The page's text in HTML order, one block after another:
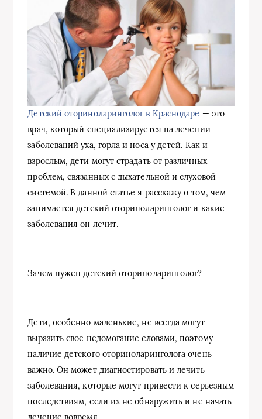
Детский оториноларинголог в Краснодаре — это
врач, который специализируется на лечении
заболеваний уха, горла и носа у детей. Как и
взрослым, дети могут страдать от различных
проблем, связанных с дыхательной и слуховой
системой. В данной статье я расскажу о том, чем
занимается детский оториноларинголог и какие
заболевания он лечит.
Зачем нужен детский оториноларинголог?
Дети, особенно маленькие, не всегда могут
выразить свое недомогание словами, поэтому
наличие детского оториноларинголога очень
важно. Он может диагностировать и лечить
заболевания, которые могут привести к серьезным
последствиям, если их не обнаружить и не начать